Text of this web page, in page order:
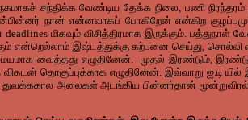
சந்திக்க வேண்டிய தேக்க நிலை, பணி
நான் என்னவாகப் போகிறேன் என்கிற குழப்பமும்
மிகவும் விசித்திரமாக இருக்கும். பத்துநாள்
இஷ்டத்துக்கு கற்பனை செய்து, சொல்லி
வைத்தது எழுதினேன். முதல் இரண்டும்,
தொகுப்புக்காக எழுதினேன். இவ்வாறு ஐ.டி யில்
துவக்ககால அலைகள் அடங்கிய பின்னர்தான் மூன்றுவிரல்